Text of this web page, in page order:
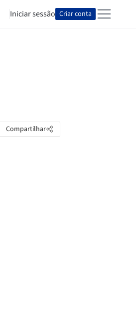
Iniciar sessão Criar conta
Compartilhar